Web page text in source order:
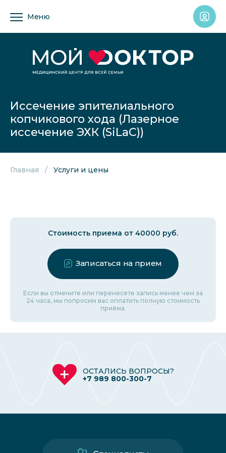
Меню
Иссечение эпителиального
копчикового хода (Лазерное
иссечение ЭХК (SiLaC))
Главная Услуги и цены
Стоимость приема от 40000 руб.
Записаться на прием
Если вы отмените или перенесете запись менее чем за
24 часа, мы попросим вас оплатить полную стоимость
приёма.
ОСТАЛИСЬ ВОПРОСЫ?
+7 989 800-300-7